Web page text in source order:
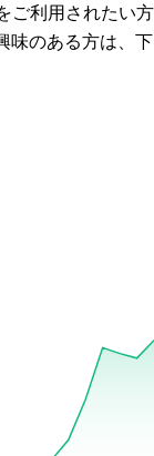
ご利用されたい方
味のある方は、下